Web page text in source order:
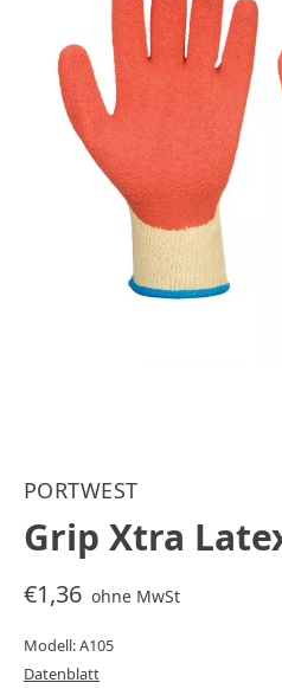
PORTWEST
Grip Xtra
€1,36 ohne MwSt
Modell: A105
Datenblatt